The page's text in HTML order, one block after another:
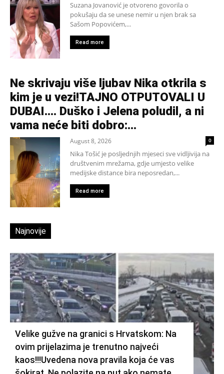
Suzana Jovanović je otvoreno govorila o
pokušaju da se unese nemir u njen brak sa
Sašom Popovićem,...
Read more
Ne skrivaju više ljubav Nika otkrila s
kim je u vezi!TAJNO OTPUTOVALI U
DUBAI…. Duško i Jelena poludil, a ni
vama neće biti dobro:...
August 8, 2026 0
Nika Tošić je posljednjih mjeseci sve vidljivija na
društvenim mrežama, gdje umjesto velike
medijske distance bira neposredan,...
Read more
Najnovije
Velike gužve na granici s Hrvatskom: Na
ovim prijelazima je trenutno najveći
kaos!!!Uvedena nova pravila koja će vas